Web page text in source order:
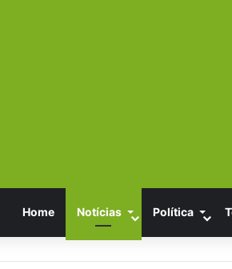
Home Notícias Política